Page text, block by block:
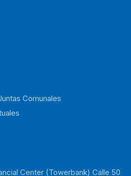
Comunales
Center (Towerbank) Calle 50